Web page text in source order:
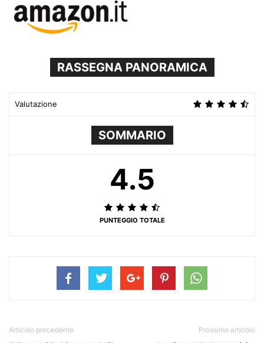
RASSEGNA PANORAMICA
Valutazione
SOMMARIO
4.5
PUNTEGGIO TOTALE
Articolo precedente Prossimo articolo